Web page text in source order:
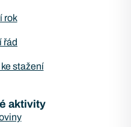
rok
řád
stažení
aktivity